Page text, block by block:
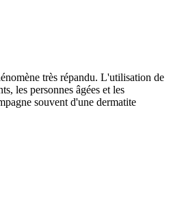
très répandu. L'utilisation de
les personnes âgées et les
souvent d'une dermatite